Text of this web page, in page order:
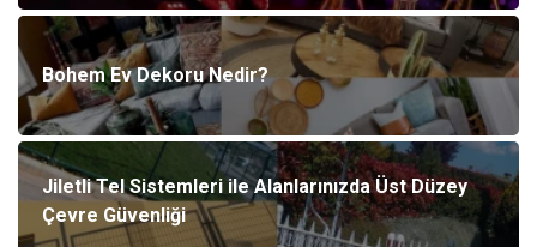
Bohem Ev Dekoru Nedir?
Jiletli Tel Sistemleri ile Alanlarınızda Üst Düzey
Çevre Güvenliği